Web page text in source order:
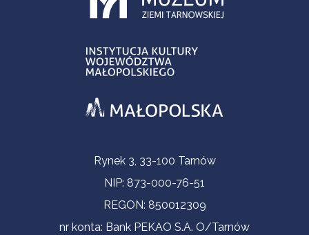
Informacje kontaktoweRynek 3, 33-100 Tarnów
NIP: 873-000-76-51
REGON: 850012309
nr konta: Bank PEKAO S.A. O/Tarnów